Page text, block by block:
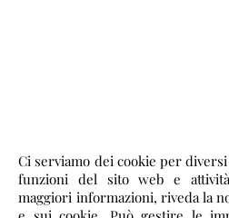
Ci serviamo dei cookie per
funzioni del sito web e
maggiori informazioni, riveda la